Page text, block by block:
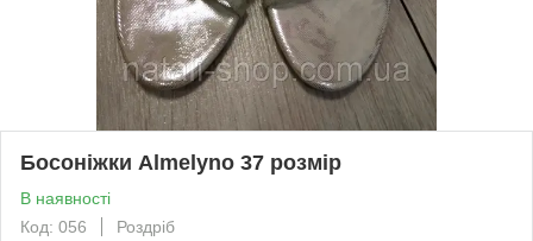
Босоніжки Almelyno 37 розмір
В наявності
Код: 056
Роздріб